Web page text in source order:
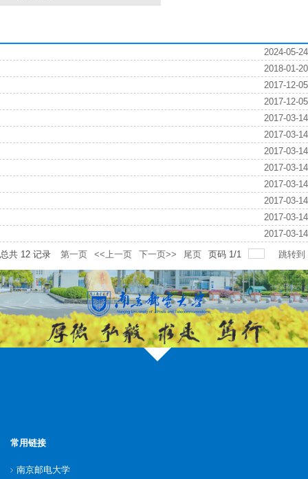
2024-05-24
2018-01-20
2017-12-05
2017-12-05
2017-03-14
2017-03-14
2017-03-14
2017-03-14
2017-03-14
2017-03-14
2017-03-14
2017-03-14
总共 12 记录 第一页 <<上一页 下一页>> 尾页 页码 1/1 跳转到
常用链接
南京邮电大学